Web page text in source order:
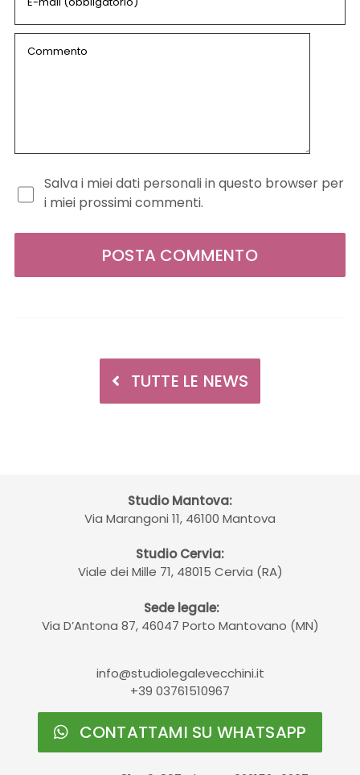
Salva i miei dati personali in questo browser per
i miei prossimi commenti.
TUTTE LE NEWS
Studio Mantova:
Via Marangoni 11, 46100 Mantova
Studio Cervia:
Viale dei Mille 71, 48015 Cervia (RA)
Sede legale:
Via D’Antona 87, 46047 Porto Mantovano (MN)
info@studiolegalevecchini.it
+39 03761510967
CONTATTAMI SU WHATSAPP